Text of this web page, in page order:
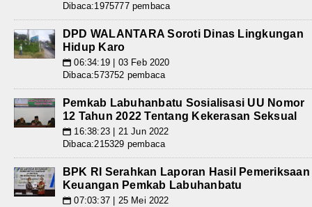
Dibaca:1975777 pembaca
DPD WALANTARA Soroti Dinas Lingkungan
Hidup Karo
📅 06:34:19 | 03 Feb 2020
Dibaca:573752 pembaca
Pemkab Labuhanbatu Sosialisasi UU Nomor
12 Tahun 2022 Tentang Kekerasan Seksual
📅 16:38:23 | 21 Jun 2022
Dibaca:215329 pembaca
BPK RI Serahkan Laporan Hasil Pemeriksaan
Keuangan Pemkab Labuhanbatu
📅 07:03:37 | 25 Mei 2022